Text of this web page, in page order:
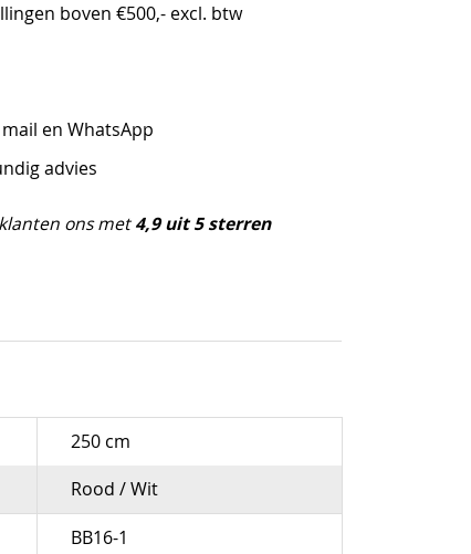
boven €500,- excl. btw
en WhatsApp
advies
ons met4,9 uit 5 sterren
250 cm
Rood / Wit
BB16-1